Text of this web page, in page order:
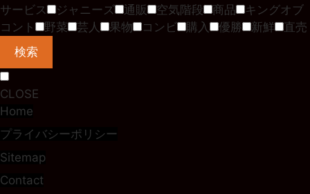
サービス
ジャニーズ 通販 空気階段 商品
キングオブ
コント
野菜 芸人 果物 コンビ 購入 優勝 新鮮
直売
検索
CLOSE
Home
プライバシーポリシー
Sitemap
Contact